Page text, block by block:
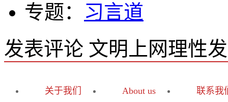
专题： 习言道
发表评论 文明上网理性
关于我们 About us 联系我